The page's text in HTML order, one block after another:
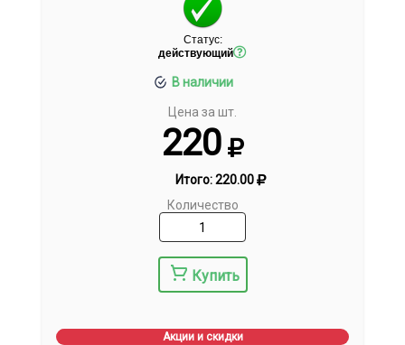
Статус:
действующий
В наличии
Цена за шт.
220
Итого:220.00
Количество
Купить
Акции и скидки